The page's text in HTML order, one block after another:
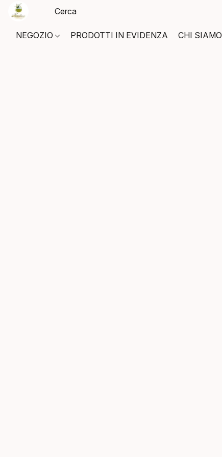
NEGOZIO PRODOTTI IN EVIDENZA CHI SIAMO